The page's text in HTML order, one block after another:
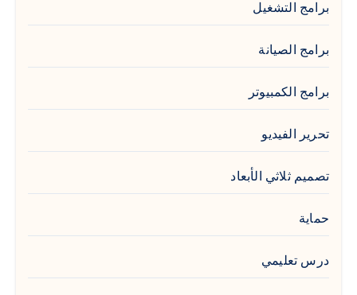
برامج التشغيل
برامج الصيانة
برامج الكمبيوتر
تحرير الفيديو
تصميم ثلاثي الأبعاد
حماية
درس تعليمي